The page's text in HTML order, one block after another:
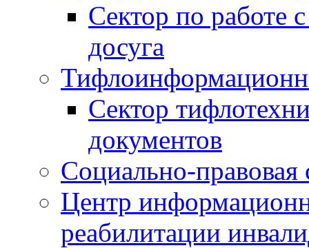
Сектор по работе
досуга
Сектор
документов
Социально-правовая
Центр
реабилитации